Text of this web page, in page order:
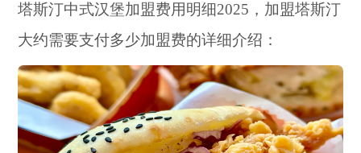
塔斯汀中式汉堡加盟费用明细2025，加盟塔斯汀
大约需要支付多少加盟费的详细介绍：